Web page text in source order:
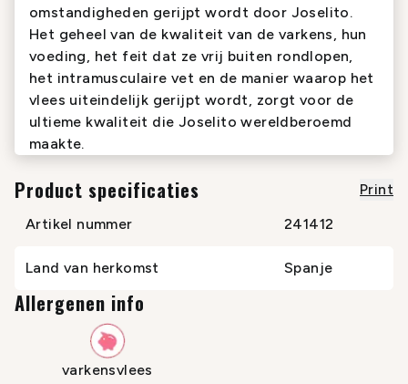
omstandigheden gerijpt wordt door Joselito.
Het geheel van de kwaliteit van de varkens, hun
voeding, het feit dat ze vrij buiten rondlopen,
het intramusculaire vet en de manier waarop het
vlees uiteindelijk gerijpt wordt, zorgt voor de
ultieme kwaliteit die Joselito wereldberoemd
maakte.
Product specificaties
Print
Artikel nummer
241412
Land van herkomst Spanje
Allergenen info
varkensvlees